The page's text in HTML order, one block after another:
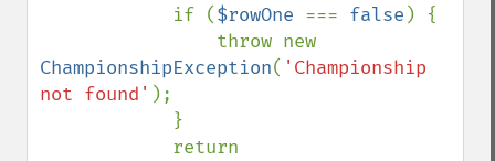
            if (
$rowOne === false ) {
ChampionshipException( 'Championship
not found' );